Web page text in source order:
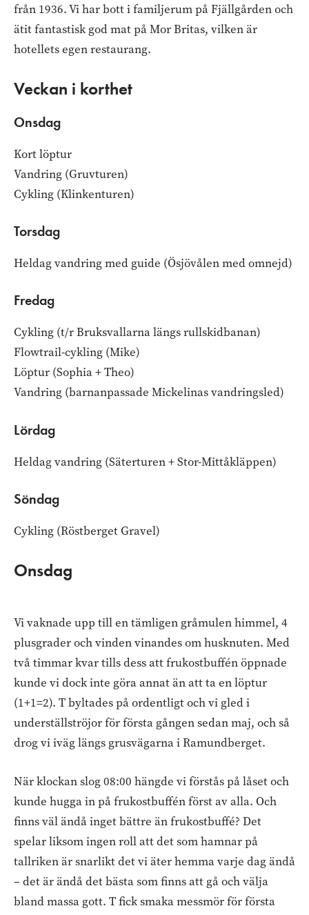
från 1936. Vi har bott i familjerum på Fjällgården och
ätit fantastisk god mat på Mor Britas, vilken är
hotellets egen restaurang.
Veckan i korthet
Onsdag
Kort löptur
Vandring (Gruvturen)
Cykling (Klinkenturen)
Torsdag
Heldag vandring med guide (Ösjövålen med omnejd)
Fredag
Cykling (t/r Bruksvallarna längs rullskidbanan)
Flowtrail-cykling (Mike)
Löptur (Sophia + Theo)
Vandring (barnanpassade Mickelinas vandringsled)
Lördag
Heldag vandring (Säterturen + Stor-Mittåkläppen)
Söndag
Cykling (Röstberget Gravel)
Onsdag
Vi vaknade upp till en tämligen gråmulen himmel, 4
plusgrader och vinden vinandes om husknuten. Med
två timmar kvar tills dess att frukostbuffén öppnade
kunde vi dock inte göra annat än att ta en löptur
(1+1=2). T byltades på ordentligt och vi gled i
underställströjor för första gången sedan maj, och så
drog vi iväg längs grusvägarna i Ramundberget.
När klockan slog 08:00 hängde vi förstås på låset och
kunde hugga in på frukostbuffén först av alla. Och
finns väl ändå inget bättre än frukostbuffé? Det
spelar liksom ingen roll att det som hamnar på
tallriken är snarlikt det vi äter hemma varje dag ändå
– det är ändå det bästa som finns att gå och välja
bland massa gott. T fick smaka messmör för första